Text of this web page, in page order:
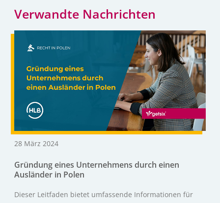
Verwandte Nachrichten
28 März 2024
Gründung eines Unternehmens durch einen
Ausländer in Polen
Dieser Leitfaden bietet umfassende Informationen für